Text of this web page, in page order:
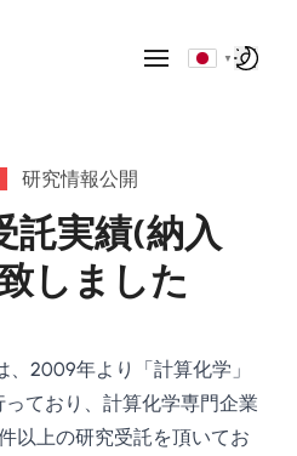
▼
研究情報公開
託実績(納入
しました
2009年より「計算化学」
ており、計算化学専門企業
以上の研究受託を頂いてお